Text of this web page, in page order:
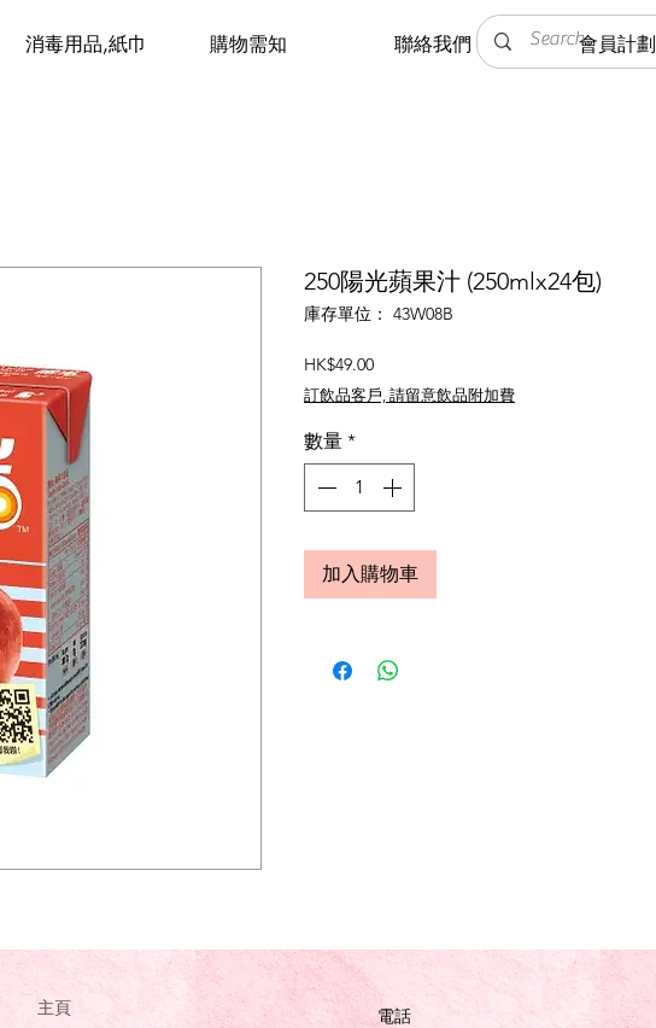
消毒用品,紙巾 購物需知 聯絡我們 會員計劃
250陽光蘋果汁 (250mlx24包)
庫存單位： 43W08B
HK$49.00價
格
訂飲品客戶, 請留意飲品附加費
數量 *
加入購物車
主頁
電話